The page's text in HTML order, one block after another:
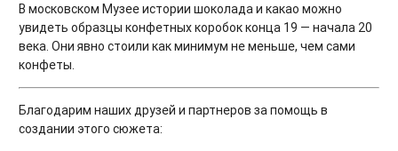
В московском Музее истории шоколада и какао можно
увидеть образцы конфетных коробок конца 19 — начала 20
века. Они явно стоили как минимум не меньше, чем сами
конфеты.
Благодарим наших друзей и партнеров за помощь в
создании этого сюжета: